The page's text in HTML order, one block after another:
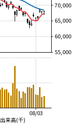
出来高(千)
08/03
55,000
60,000
65,000
70,000